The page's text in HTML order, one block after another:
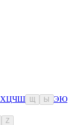
ХЦЧШ Ы ЭЮ
Z